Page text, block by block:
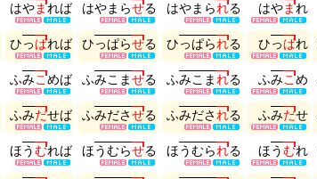
はやまれば はやま らせる はやま られる はやまれ
ひっぱれば ひっぱらせる ひっぱられる ひっぱれ
ふみこめば ふみこ ませる ふみこ まれる ふみこめ
ふみだせば ふみださせる ふみだされる ふみだせ
ほうむれば ほうむらせる ほうむられる ほうむれ